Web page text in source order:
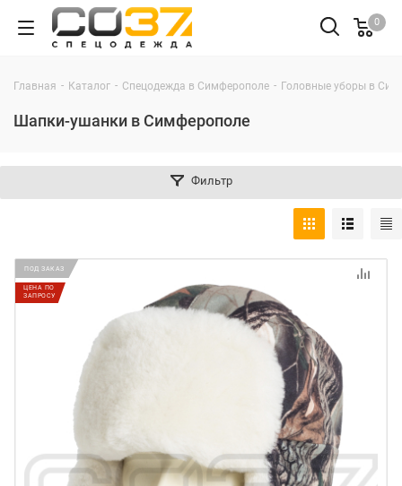
0
Главная - Каталог - Спецодежда в Симферополе - Головные уборы в
Шапки-ушанки в Симферополе
Фильтр
ПОД ЗАКАЗ
ЦЕНА ПО
ЗАПРОСУ